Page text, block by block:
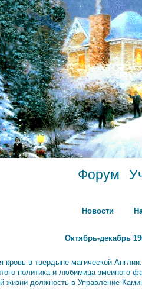
Форум
Новости
Октябрь-декабрь
кровь в твердыне магической
политика и любимица змеиного
жизни должность в Управление